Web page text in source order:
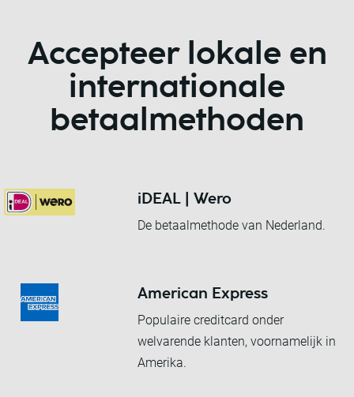
Accepteer lokale en
internationale
betaalmethoden
iDEAL | Wero
De betaalmethode van Nederland.
American Express
Populaire creditcard onder
welvarende klanten, voornamelijk in
Amerika.